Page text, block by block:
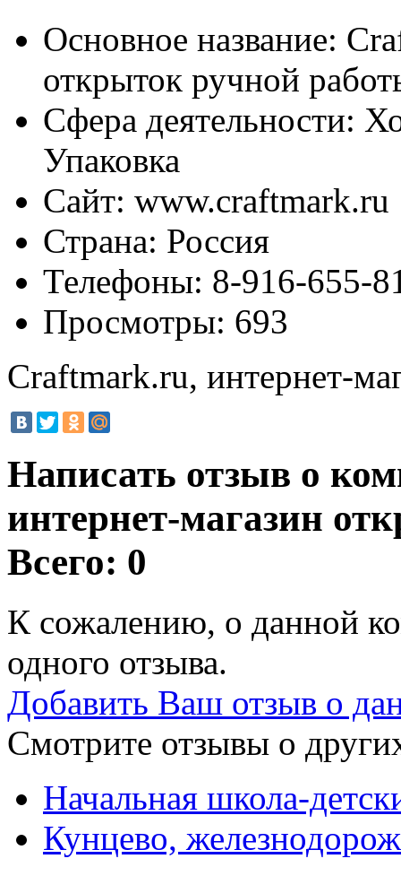
Основное название:
открыток ручной
Сфера деятельности:
Упаковка
Сайт: www.craftmark.ru
Страна: Россия
Телефоны: 8-916-655-
Просмотры: 693
Craftmark.ru, интернет-
Написать отзыв о
интернет-магазин
Всего: 0
К сожалению, о данной
одного отзыва.
Добавить Ваш отзыв о
Смотрите отзывы о
Начальная школа-
Кунцево,